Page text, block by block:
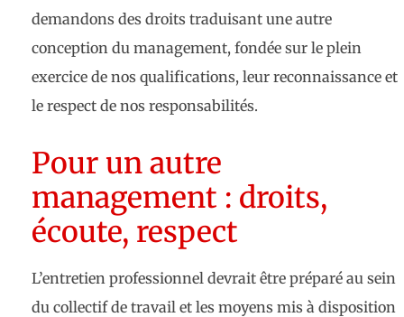
demandons des droits traduisant une autre
conception du management, fondée sur le plein
exercice de nos qualifications, leur reconnaissance et
le respect de nos responsabilités.
Pour un autre
management : droits,
écoute, respect
L’entretien professionnel devrait être préparé au sein
du collectif de travail et les moyens mis à disposition